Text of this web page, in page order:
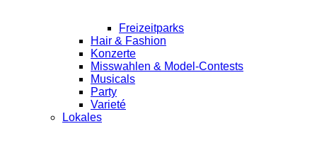
Freizeitparks
Hair & Fashion
Konzerte
Misswahlen & Model-Contests
Musicals
Party
Varieté
Lokales